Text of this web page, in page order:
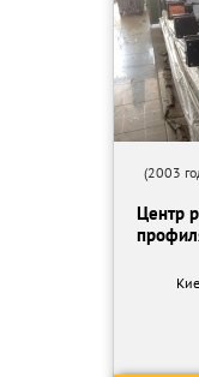
(2003
Центр